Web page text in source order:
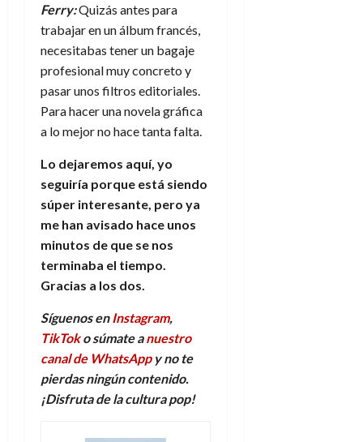
Ferry:Quizás antes para
trabajar en un álbum francés,
necesitabas tener un bagaje
profesional muy concreto y
pasar unos filtros editoriales.
Para hacer una novela gráfica
a lo mejor no hace tanta falta.
Lo dejaremos aquí, yo
seguiría porque está siendo
súper interesante, pero ya
me han avisado hace unos
minutos de que se nos
terminaba el tiempo.
Gracias a los dos.
Síguenos enInstagram,
TikToko súmate anuestro
canal de WhatsAppy no te
pierdas ningún contenido.
¡Disfruta de laculturapop!